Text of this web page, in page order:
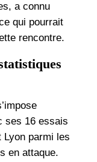
a connu
qui pourrait
rencontre.
ses 16 essais
parmi les
en attaque.